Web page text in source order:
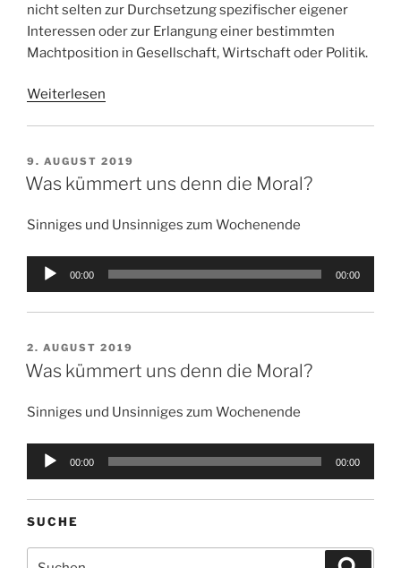
nicht selten zur Durchsetzung spezifischer eigener
Interessen oder zur Erlangung einer bestimmten
Machtposition in Gesellschaft, Wirtschaft oder Politik.
Weiterlesen
VERÖFFENTLICHT
AM
9. AUGUST 2019
Was kümmert uns denn die Moral?
Sinniges und Unsinniges zum Wochenende
Audio-
00:00 00:00
VERÖFFENTLICHT
AM
2. AUGUST 2019
Was kümmert uns denn die Moral?
Sinniges und Unsinniges zum Wochenende
Audio-
00:00 00:00
SUCHE